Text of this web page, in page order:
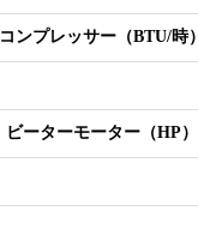
コンプレッサー（BTU/時）
ビーターモーター（HP）